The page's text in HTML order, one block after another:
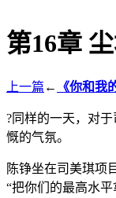
第16章
上一篇 ← 《你和我
?同样的一天，对
慨的气氛。
陈铮坐在司美琪项
“把你们的最高水